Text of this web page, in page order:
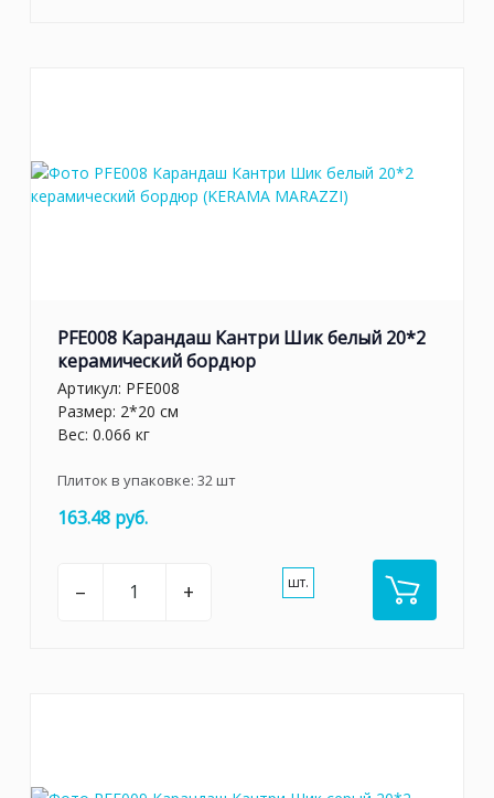
PFE008 Карандаш Кантри Шик белый 20*2
керамический бордюр
Артикул: PFE008
Размер: 2*20 см
Вес: 0.066 кг
Плиток в упаковке: 32шт
163.48 руб.
– + шт.